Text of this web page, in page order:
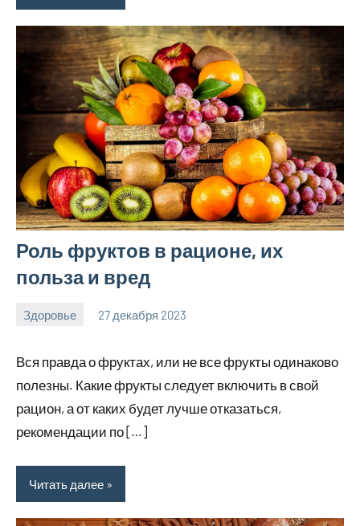
Роль фруктов в рационе, их
польза и вред
Здоровье 27 декабря 2023
hobby_v_ru
Нет
Вся правда о фруктах, или не все фрукты одинаково
полезны. Какие фрукты следует включить в свой
рацион, а от каких будет лучше отказаться,
рекомендации по […]
Читать далее